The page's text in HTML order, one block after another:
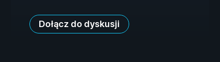
Dołącz do dyskusji